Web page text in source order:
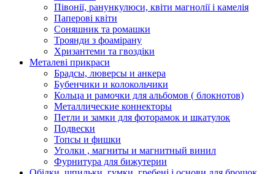
Півонії, ранункулюси, квіти магнолії і камелія
Паперові квіти
Соняшник та ромашки
Троянди з фоамірану
Хризантеми та гвоздіки
Металеві прикраси
Брадсы, люверсы и анкера
Бубенчики и колокольчики
Кольца и рамочки для альбомов ( блокнотов)
Металлические коннекторы
Петли и замки для фоторамок и шкатулок
Подвески
Топсы и фишки
Уголки , магниты и магнитный винил
Фурнитура для бижутерии